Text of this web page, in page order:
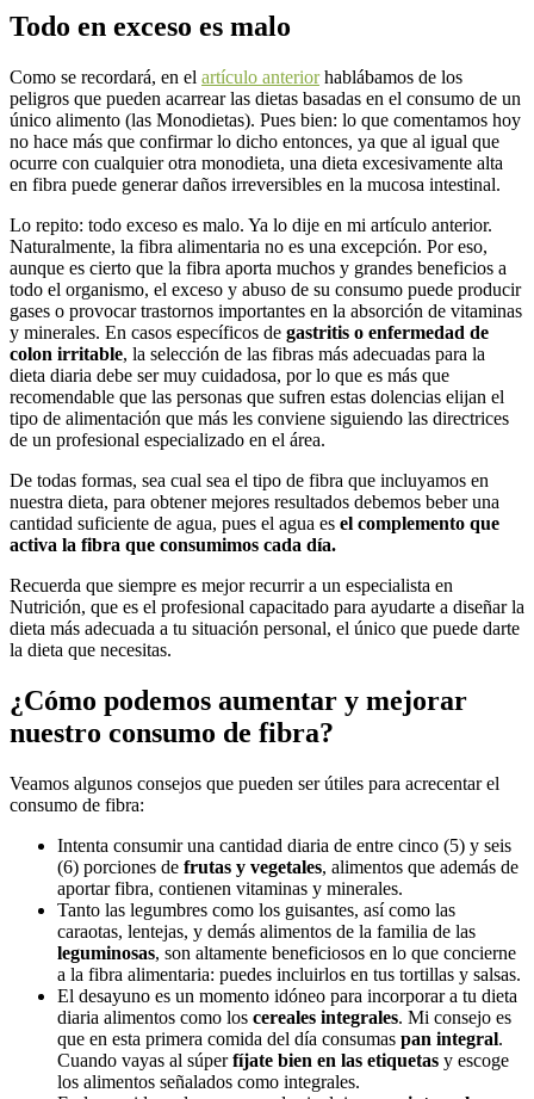
Todo en exceso es malo
Como se recordará, en el artículo anteriorhablábamos de los
peligros que pueden acarrear las dietas basadas en el consumo de un
único alimento (las Monodietas). Pues bien: lo que comentamos hoy
no hace más que confirmar lo dicho entonces, ya que al igual que
ocurre con cualquier otra monodieta, una dieta excesivamente alta
en fibra puede generar daños irreversibles en la mucosa intestinal.
Lo repito: todo exceso es malo. Ya lo dije en mi artículo anterior.
Naturalmente, la fibra alimentaria no es una excepción. Por eso,
aunque es cierto que la fibra aporta muchos y grandes beneficios a
todo el organismo, el exceso y abuso de su consumo puede producir
gases o provocar trastornos importantes en la absorción de vitaminas
y minerales. En casos específicos de gastritis o enfermedad de
colon irritable, la selección de las fibras más adecuadas para la
dieta diaria debe ser muy cuidadosa, por lo que es más que
recomendable que las personas que sufren estas dolencias elijan el
tipo de alimentación que más les conviene siguiendo las directrices
de un profesional especializado en el área.
De todas formas, sea cual sea el tipo de fibra que incluyamos en
nuestra dieta, para obtener mejores resultados debemos beber una
cantidad suficiente de agua, pues el agua es el complemento que
activa la fibra que consumimos cada día.
Recuerda que siempre es mejor recurrir a un especialista en
Nutrición, que es el profesional capacitado para ayudarte a diseñar la
dieta más adecuada a tu situación personal, el único que puede darte
la dieta que necesitas.
¿Cómo podemos aumentar y mejorar
nuestro consumo de fibra?
Veamos algunos consejos que pueden ser útiles para acrecentar el
consumo de fibra:
Intenta consumir una cantidad diaria de entre cinco (5) y seis
(6) porciones de frutas y vegetales, alimentos que además de
aportar fibra, contienen vitaminas y minerales.
Tanto las legumbres como los guisantes, así como las
caraotas, lentejas, y demás alimentos de la familia de las
leguminosas, son altamente beneficiosos en lo que concierne
a la fibra alimentaria: puedes incluirlos en tus tortillas y salsas.
El desayuno es un momento idóneo para incorporar a tu dieta
diaria alimentos como los cereales integrales. Mi consejo es
que en esta primera comida del día consumas pan integral.
Cuando vayas al súperfíjate bien en las etiquetas y escoge
los alimentos señalados como integrales.